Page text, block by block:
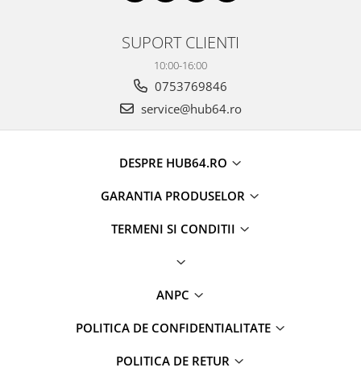
SUPORT CLIENTI
10:00-16:00
0753769846
service@hub64.ro
DESPRE HUB64.RO
GARANTIA PRODUSELOR
TERMENI SI CONDITII
ANPC
POLITICA DE CONFIDENTIALITATE
POLITICA DE RETUR